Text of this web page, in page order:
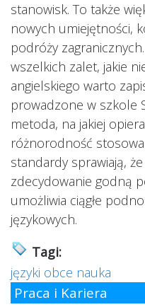
stanowisk. To także
nowych umiejętności,
podróży
wszelkich zalet, jakie
angielskiego warto
prowadzone w szkole
metoda, na jakiej
różnorodność
standardy sprawiają,
zdecydowanie godną
umożliwia ciągłe
językowych.
Tagi:
języki obce nauka
Praca i Kariera